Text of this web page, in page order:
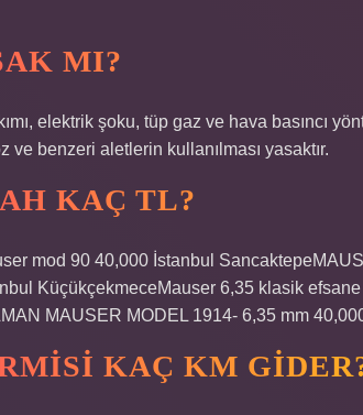
MI?
elektrik şoku, tüp gaz ve hava basıncı
ve benzeri aletlerin kullanılması yasaktır.
KAÇ TL?
mod 90 40,000 İstanbul
KüçükçekmeceMauser 6,35 klasik
MAUSER MODEL 1914- 6,35 mm
KAÇ KM